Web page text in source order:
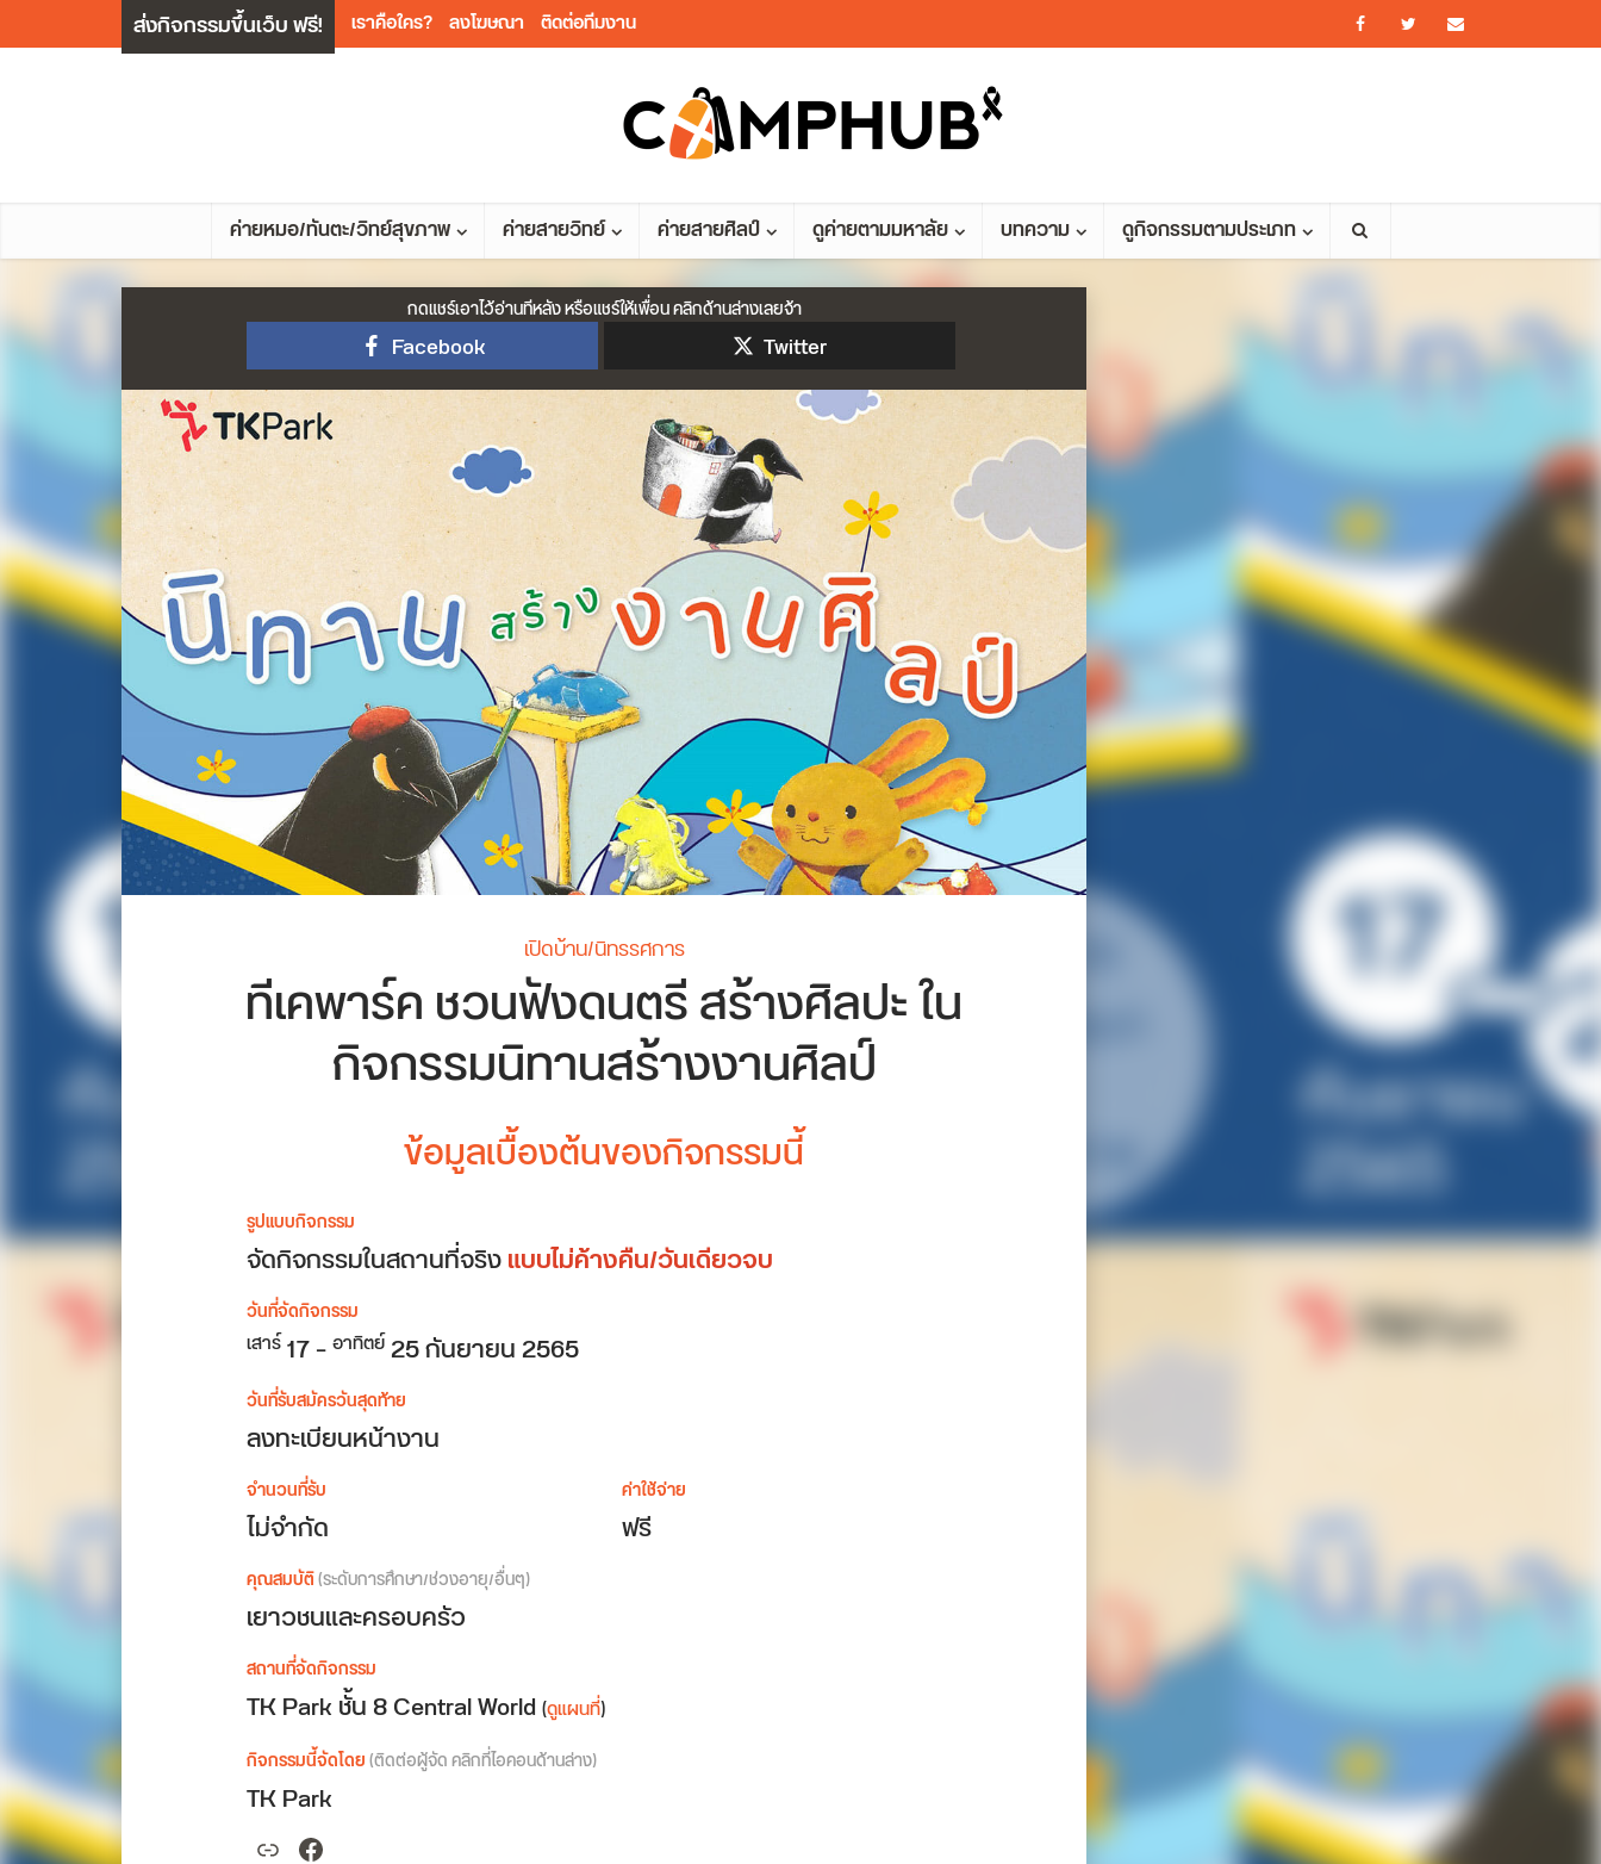
ส่งกิจกรรมขึ้นเว็บ ฟรี! เราคือใคร? ลงโฆษณา ติดต่อทีมงาน
ค่ายหมอ/ทันตะ/วิทย์สุขภาพ ค่ายสายวิทย์ ค่ายสายศิลป์ ดูค่ายตามมหาลัย บทความ ดูกิจกรรมตามประเภท
กดแชร์เอาไว้อ่านทีหลัง หรือแชร์ให้เพื่อน คลิกด้านล่างเลยจ้า
Facebook Twitter
เปิดบ้าน/นิทรรศการ
ทีเคพาร์ค ชวนฟังดนตรี สร้างศิลปะ ใน
กิจกรรมนิทานสร้างงานศิลป์
ข้อมูลเบื้องต้นของกิจกรรมนี้
รูปแบบกิจกรรม
จัดกิจกรรมในสถานที่จริงแบบไม่ค้างคืน/วันเดียวจบ
วันที่จัดกิจกรรม
เสาร์17 –อาทิตย์25 กันยายน 2565
วันที่รับสมัครวันสุดท้าย
ลงทะเบียนหน้างาน
จำนวนที่รับ
ไม่จำกัด
ค่าใช้จ่าย
ฟรี
คุณสมบัติ(ระดับการศึกษา/ช่วงอายุ/อื่นๆ)
เยาวชนและครอบครัว
สถานที่จัดกิจกรรม
TK Park ชั้น 8 Central World (ดูแผนที่)
กิจกรรมนี้จัดโดย(ติดต่อผู้จัด คลิกที่ไอคอนด้านล่าง)
TK Park
LinkFacebook